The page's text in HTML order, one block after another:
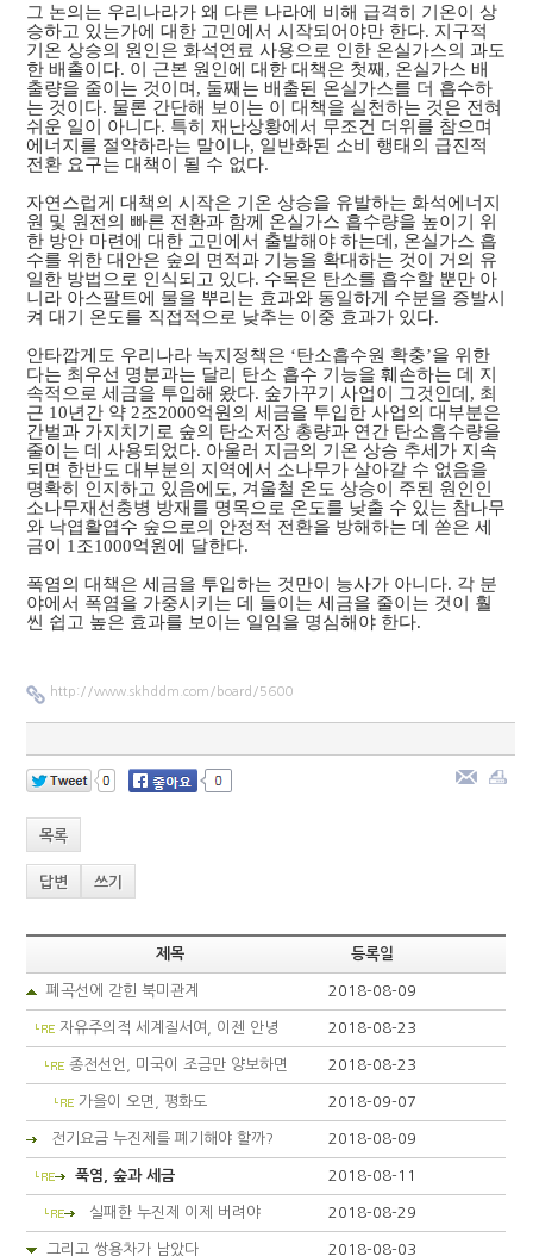
그 논의는 우리나라가 왜 다른 나라에 비해 급격히 기온이 상
승하고 있는가에 대한 고민에서 시작되어야만 한다. 지구적
기온 상승의 원인은 화석연료 사용으로 인한 온실가스의 과도
한 배출이다. 이 근본 원인에 대한 대책은 첫째, 온실가스 배
출량을 줄이는 것이며, 둘째는 배출된 온실가스를 더 흡수하
는 것이다. 물론 간단해 보이는 이 대책을 실천하는 것은 전혀
쉬운 일이 아니다. 특히 재난상황에서 무조건 더위를 참으며
에너지를 절약하라는 말이나, 일반화된 소비 행태의 급진적
전환 요구는 대책이 될 수 없다.
자연스럽게 대책의 시작은 기온 상승을 유발하는 화석에너지
원 및 원전의 빠른 전환과 함께 온실가스 흡수량을 높이기 위
한 방안 마련에 대한 고민에서 출발해야 하는데, 온실가스 흡
수를 위한 대안은 숲의 면적과 기능을 확대하는 것이 거의 유
일한 방법으로 인식되고 있다. 수목은 탄소를 흡수할 뿐만 아
니라 아스팔트에 물을 뿌리는 효과와 동일하게 수분을 증발시
켜 대기 온도를 직접적으로 낮추는 이중 효과가 있다.
안타깝게도 우리나라 녹지정책은 ‘탄소흡수원 확충’을 위한
다는 최우선 명분과는 달리 탄소 흡수 기능을 훼손하는 데 지
속적으로 세금을 투입해 왔다. 숲가꾸기 사업이 그것인데, 최
근 10년간 약 2조2000억원의 세금을 투입한 사업의 대부분은
간벌과 가지치기로 숲의 탄소저장 총량과 연간 탄소흡수량을
줄이는 데 사용되었다. 아울러 지금의 기온 상승 추세가 지속
되면 한반도 대부분의 지역에서 소나무가 살아갈 수 없음을
명확히 인지하고 있음에도, 겨울철 온도 상승이 주된 원인인
소나무재선충병 방재를 명목으로 온도를 낮출 수 있는 참나무
와 낙엽활엽수 숲으로의 안정적 전환을 방해하는 데 쏟은 세
금이 1조1000억원에 달한다.
폭염의 대책은 세금을 투입하는 것만이 능사가 아니다. 각 분
야에서 폭염을 가중시키는 데 들이는 세금을 줄이는 것이 훨
씬 쉽고 높은 효과를 보이는 일임을 명심해야 한다.
http://www.skhddm.com/board/5600
목록
답변 쓰기
제목 등록일
폐곡선에 갇힌 북미관계 2018-08-09
자유주의적 세계질서여, 이젠 안녕 2018-08-23
종전선언, 미국이 조금만 양보하면 2018-08-23
가을이 오면, 평화도 2018-09-07
전기요금 누진제를 폐기해야 할까? 2018-08-09
푹염, 숲과 세금 2018-08-11
실패한 누진제 이제 버려야 2018-08-29
그리고 쌍용차가 남았다 2018-08-03